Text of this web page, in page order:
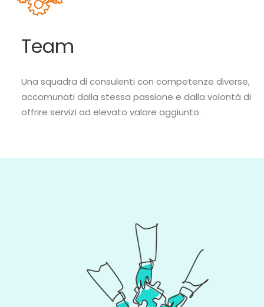
Team
Una squadra di consulenti con competenze diverse,
accomunati dalla stessa passione e dalla volontà di
offrire servizi ad elevato valore aggiunto.